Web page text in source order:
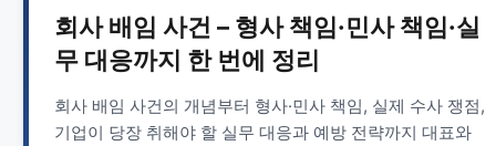
회사 배임 사건 – 형사 책임·민사 책임·실
무 대응까지 한 번에 정리
회사 배임 사건의 개념부터 형사·민사 책임, 실제 수사 쟁점,
기업이 당장 취해야 할 실무 대응과 예방 전략까지 대표와